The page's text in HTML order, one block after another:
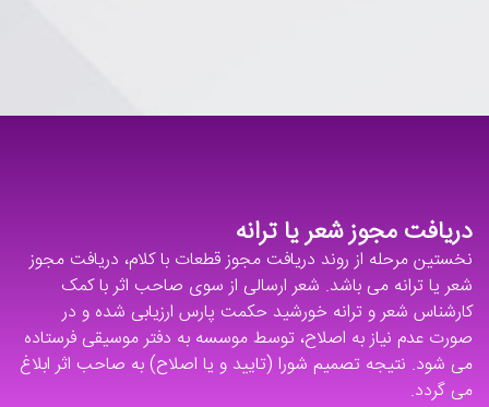
دریافت مجوز شعر یا ترانه
نخستین مرحله از روند دریافت مجوز قطعات با کلام، دریافت مجوز
شعر یا ترانه می باشد. شعر ارسالی از سوی صاحب اثر با کمک
کارشناس شعر و ترانه خورشید حکمت پارس ارزیابی شده و در
صورت عدم نیاز به اصلاح، توسط موسسه به دفتر موسیقی فرستاده‌
می شود. نتیجه تصمیم شورا (تایید و یا اصلاح) به صاحب اثر ابلاغ
می گردد.